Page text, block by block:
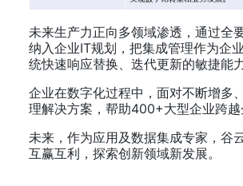
未来生产力正向多领域渗透，通过全
纳入企业IT规划，把集成管理作为企
统快速响应替换、迭代更新的敏捷能
企业在数字化过程中，面对不断增多
理解决方案，帮助400+大型企业跨
未来，作为应用及数据集成专家，谷
互赢互利，探索创新领域新发展。